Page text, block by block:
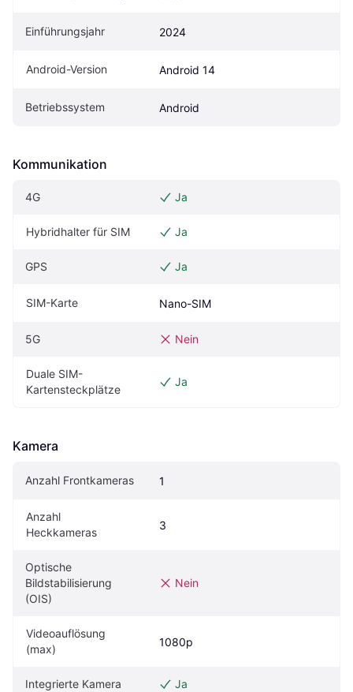
Einführungsjahr 2024
Android-Version Android 14
Betriebssystem Android
Kommunikation
4G Ja
Hybridhalter für SIM Ja
GPS Ja
SIM-Karte Nano-SIM
5G Nein
Duale SIM-
Kartensteckplätze
Ja
Kamera
Anzahl Frontkameras 1
Anzahl
Heckkameras
3
Optische
Bildstabilisierung
(OIS)
Nein
Videoauflösung
(max)
1080p
Integrierte Kamera Ja